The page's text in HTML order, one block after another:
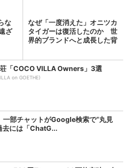
な
ざ
なぜ「一度消えた」オニツカ
タイガーは復活したのか 世
界的ブランドへと成長した背
「COCO VILLA Owners」3選
on GOETHE)
部チャットがGoogle検索で“丸見
には「ChatG...